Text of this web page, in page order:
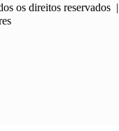
os direitos reservados |